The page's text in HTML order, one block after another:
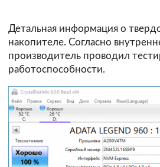
Детальная информация о
накопителе. Согласно
производитель проводил
работоспособности.